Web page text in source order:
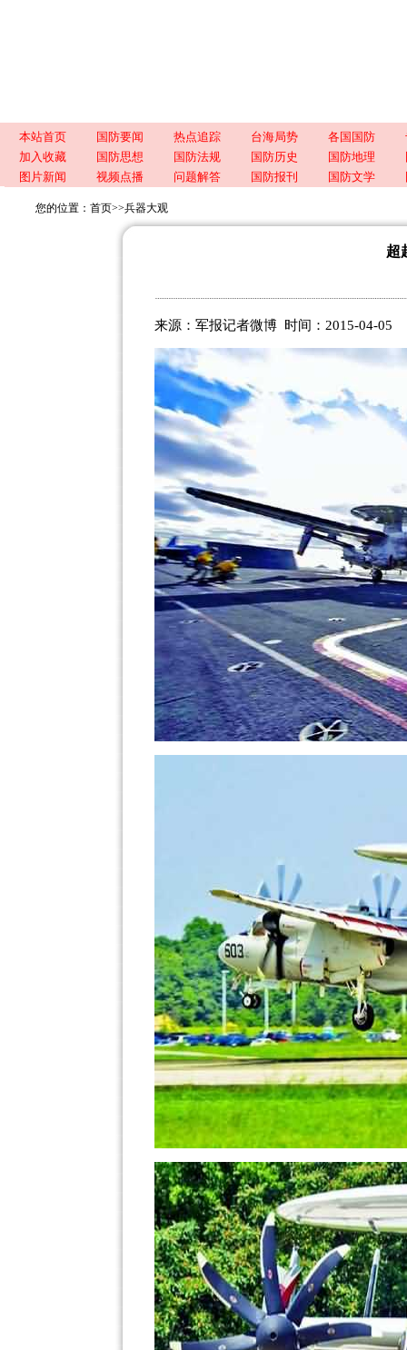
本站首页 国防要闻 热点追踪 台海局势 各国国防
加入收藏
国防思想 国防法规 国防历史 国防地理
图片新闻
视频点播 问题解答 国防报刊 国防文学
您的位置： 首页>>兵器大观
超
来源：军报记者微博 时间：2015-04-05